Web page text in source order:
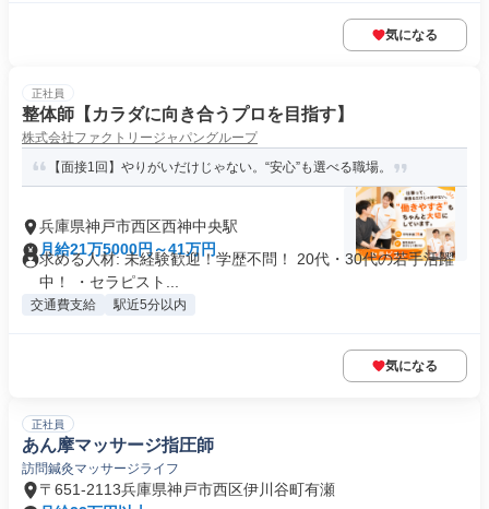
気になる
正社員
整体師【カラダに向き合うプロを目指す】
株式会社ファクトリージャパングループ
【面接1回】やりがいだけじゃない。“安心”も選べる職場。
兵庫県神戸市西区西神中央駅
月給21万5000円～41万円
求める人材: 未経験歓迎！学歴不問！ 20代・30代の若手活躍
中！ ・セラピスト...
交通費支給 駅近5分以内
気になる
正社員
あん摩マッサージ指圧師
訪問鍼灸マッサージライフ
〒651-2113兵庫県神戸市西区伊川谷町有瀬